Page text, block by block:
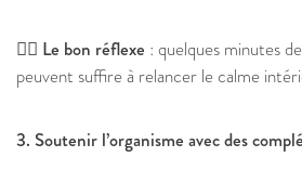
🧘‍♀️ Le bon réflexe : quelques minutes
peuvent suffire à relancer le calme
3. Soutenir l’organisme avec des